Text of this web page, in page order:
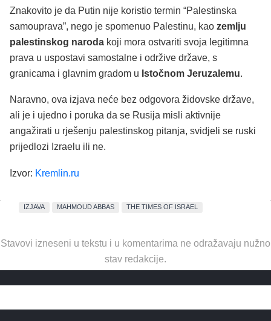
Znakovito je da Putin nije koristio termin “Palestinska
samouprava”, nego je spomenuo Palestinu, kao zemlju
palestinskog naroda koji mora ostvariti svoja legitimna
prava u uspostavi samostalne i održive države, s
granicama i glavnim gradom u Istočnom Jeruzalemu.
Naravno, ova izjava neće bez odgovora židovske države,
ali je i ujedno i poruka da se Rusija misli aktivnije
angažirati u rješenju palestinskog pitanja, svidjeli se ruski
prijedlozi Izraelu ili ne.
Izvor: Kremlin.ru
IZJAVA MAHMOUD ABBAS THE TIMES OF ISRAEL
Stavovi izneseni u tekstu i u komentarima ne odražavaju nužno
stav redakcije.